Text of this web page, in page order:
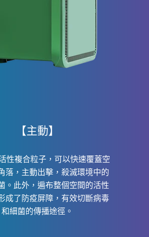
【主動】
性複合粒子，可以快速覆蓋空
落，主動出擊，殺滅環境中的
。此外，遍布整個空間的活性
成了防疫屏障，有效切斷病毒
和細菌的傳播途徑。